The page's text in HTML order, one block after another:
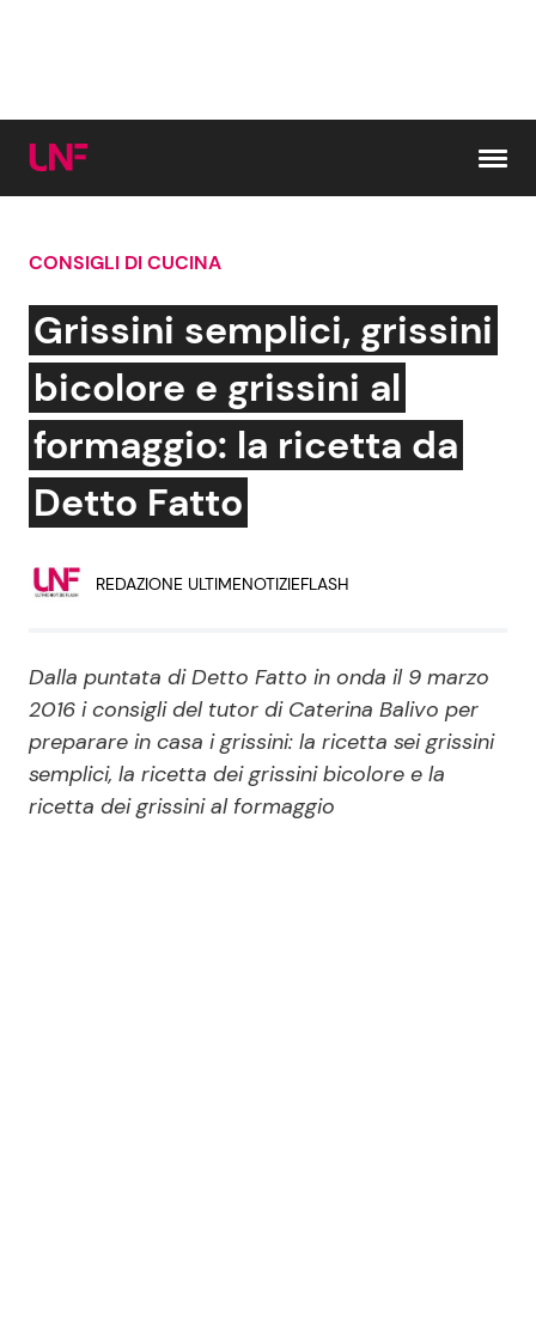
Cerca:
News e Cronaca
Attualità Italiana
Dal Mondo
Politica
Gossip e TV
Bellezze VIP
Reality e Talent
Soap Opera
CONSIGLI DI CUCINA
Grissini semplici, grissini
bicolore e grissini al
formaggio: la ricetta da
Detto Fatto
REDAZIONE ULTIMENOTIZIEFLASH
Dalla puntata di Detto Fatto in onda il 9 marzo
2016 i consigli del tutor di Caterina Balivo per
preparare in casa i grissini: la ricetta sei grissini
semplici, la ricetta dei grissini bicolore e la
ricetta dei grissini al formaggio